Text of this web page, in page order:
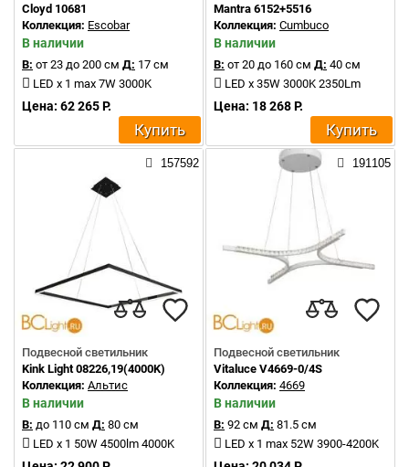
Cloyd 10681
Коллекция: Escobar
В наличии
В: от 23 до 200 см Д: 17 см
LED x 1 max 7W 3000K
Цена: 62 265 Р.
Купить
Mantra 6152+5516
Коллекция: Cumbuco
В наличии
В: от 20 до 160 см Д: 40 см
LED x 35W 3000K 2350Lm
Цена: 18 268 Р.
Купить
157592
Подвесной светильник
Kink Light 08226,19(4000K)
Коллекция: Альтис
В наличии
В: до 110 см Д: 80 см
LED x 1 50W 4500lm 4000K
191105
Подвесной светильник
Vitaluce V4669-0/4S
Коллекция: 4669
В наличии
В: 92 см Д: 81.5 см
LED x 1 max 52W 3900-4200K